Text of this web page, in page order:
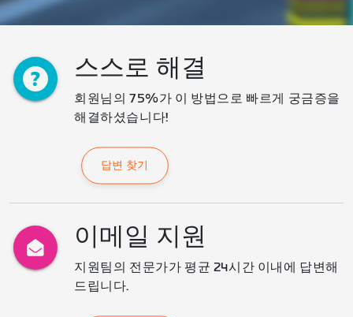
스스로 해결
회원님의 75%가 이 방법으로 빠르게 궁금증을
해결하셨습니다!
답변 찾기
이메일 지원
지원팀의 전문가가 평균 24시간 이내에 답변해
드립니다.